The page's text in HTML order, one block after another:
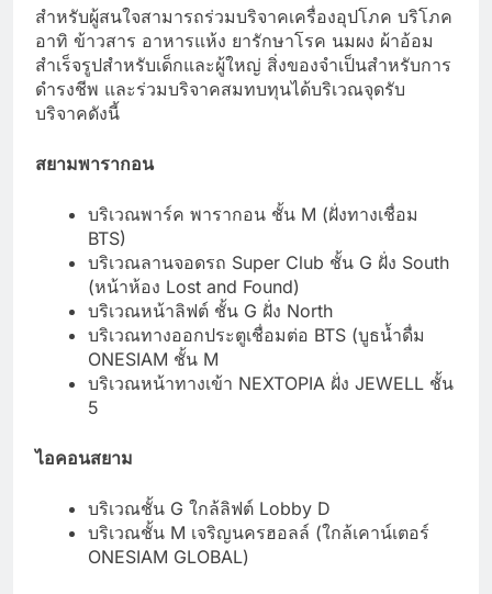
สำหรับผู้สนใจสามารถร่วมบริจาคเครื่องอุปโภค บริโภค
อาทิ ข้าวสาร อาหารแห้ง ยารักษาโรค นมผง ผ้าอ้อม
สำเร็จรูปสำหรับเด็กและผู้ใหญ่ สิ่งของจำเป็นสำหรับการ
ดำรงชีพ และร่วมบริจาคสมทบทุนได้บริเวณจุดรับ
บริจาคดังนี้
สยามพารากอน
บริเวณพาร์ค พารากอน ชั้น M (ฝั่งทางเชื่อม
BTS)
บริเวณลานจอดรถ Super Club ชั้น G ฝั่ง South
(หน้าห้อง Lost and Found)
บริเวณหน้าลิฟต์ ชั้น G ฝั่ง North
บริเวณทางออกประตูเชื่อมต่อ BTS (บูธน้ำดื่ม
ONESIAM ชั้น M
บริเวณหน้าทางเข้า NEXTOPIA ฝั่ง JEWELL ชั้น
5
ไอคอนสยาม
บริเวณชั้น G ใกล้ลิฟต์ Lobby D
บริเวณชั้น M เจริญนครฮอลล์ (ใกล้เคาน์เตอร์
ONESIAM GLOBAL)